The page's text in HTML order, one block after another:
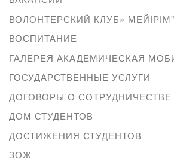
ВОЛОНТЕРСКИЙ КЛУБ» МЕЙІРІМ"
ВОСПИТАНИЕ
ГАЛЕРЕЯ АКАДЕМИЧЕСКАЯ
ГОСУДАРСТВЕННЫЕ УСЛУГИ
ДОГОВОРЫ О СОТРУДНИЧЕСТВЕ
ДОМ СТУДЕНТОВ
ДОСТИЖЕНИЯ СТУДЕНТОВ
ЗОЖ